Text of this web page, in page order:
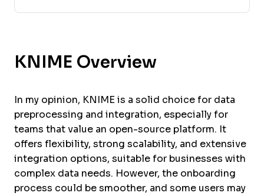
KNIME Overview
In my opinion, KNIME is a solid choice for data
preprocessing and integration, especially for
teams that value an open-source platform. It
offers flexibility, strong scalability, and extensive
integration options, suitable for businesses with
complex data needs. However, the onboarding
process could be smoother, and some users may